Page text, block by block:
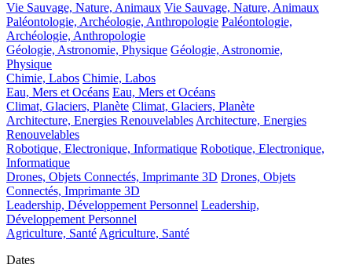
Vie Sauvage, Nature, Animaux Vie Sauvage, Nature, Animaux
Paléontologie, Archéologie, Anthropologie Paléontologie,
Archéologie, Anthropologie
Géologie, Astronomie, Physique Géologie, Astronomie,
Physique
Chimie, Labos Chimie, Labos
Eau, Mers et Océans Eau, Mers et Océans
Climat, Glaciers, Planète Climat, Glaciers, Planète
Architecture, Energies RenouvelablesArchitecture, Energies
Renouvelables
Robotique, Electronique, Informatique Robotique, Electronique,
Informatique
Drones, Objets Connectés, Imprimante 3D Drones, Objets
Connectés, Imprimante 3D
Leadership, Développement Personnel Leadership,
Développement Personnel
Agriculture, SantéAgriculture, Santé
Dates